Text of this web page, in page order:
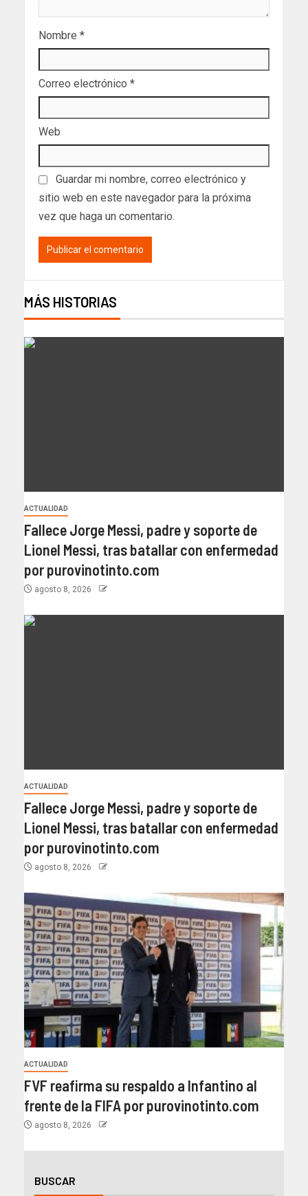
Nombre *
Correo electrónico *
Web
Guardar mi nombre, correo electrónico y
sitio web en este navegador para la próxima
vez que haga un comentario.
MÁS HISTORIAS
ACTUALIDAD
Fallece Jorge Messi, padre y soporte de
Lionel Messi, tras batallar con enfermedad
por purovinotinto.com
agosto 8, 2026
ACTUALIDAD
Fallece Jorge Messi, padre y soporte de
Lionel Messi, tras batallar con enfermedad
por purovinotinto.com
agosto 8, 2026
ACTUALIDAD
FVF reafirma su respaldo a Infantino al
frente de la FIFA por purovinotinto.com
agosto 8, 2026
BUSCAR